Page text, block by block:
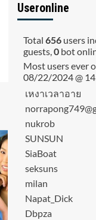
Useronline
Total 656users
guests,0bot
Most users ever
08/22/2024 @
เหงาเวลาอาย
nukrob
SUNSUN
SiaBoat
seksuns
milan
Napat_Dick
Dbpza